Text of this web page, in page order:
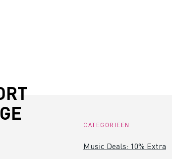
CATEGORIEËN
Music Deals: 10% Extra